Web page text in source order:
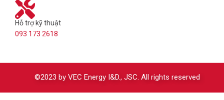
Hỗ trợ kỹ thuật
093 173 2618
©2023 by VEC Energy I&D., JSC. All rights reserved